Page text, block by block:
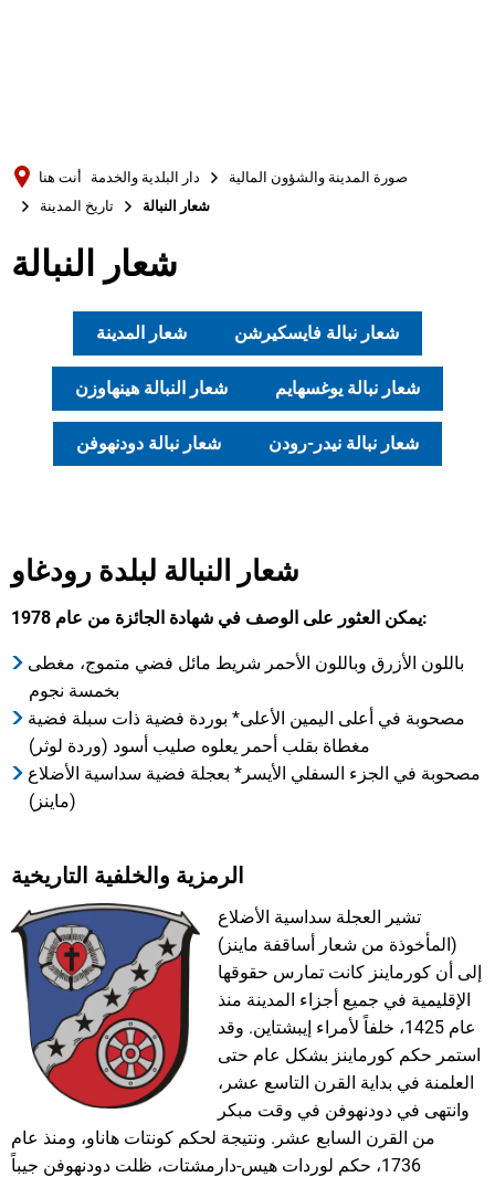
Română
Deutsch
أنت هنا دار البلدية والخدمة
صورة المدينة والشؤون المالية
تاريخ المدينة
شعار النبالة
شعار النبالة
شعار المدينة شعار نبالة فايسكيرشن
شعار النبالة هينهاوزن شعار نبالة يوغسهايم
شعار نبالة دودنهوفن شعار نبالة نيدر-رودن
شعار النبالة لبلدة رودغاو
يمكن العثور على الوصف في شهادة الجائزة من عام 1978:
باللون الأزرق وباللون الأحمر شريط مائل فضي متموج، مغطى
بخمسة نجوم
مصحوبة في أعلى اليمين الأعلى* بوردة فضية ذات سبلة فضية
مغطاة بقلب أحمر يعلوه صليب أسود (وردة لوثر)
مصحوبة في الجزء السفلي الأيسر* بعجلة فضية سداسية الأضلاع
(ماينز)
الرمزية والخلفية التاريخية
تشير العجلة سداسية الأضلاع
(المأخوذة من شعار أساقفة ماينز)
إلى أن كورماينز كانت تمارس حقوقها
الإقليمية في جميع أجزاء المدينة منذ
عام 1425، خلفاً لأمراء إيبشتاين. وقد
استمر حكم كورماينز بشكل عام حتى
العلمنة في بداية القرن التاسع عشر،
وانتهى في دودنهوفن في وقت مبكر
من القرن السابع عشر. ونتيجة لحكم كونتات هاناو، ومنذ عام
1736، حكم لوردات هيس-دارمشتات، ظلت دودنهوفن جيباً